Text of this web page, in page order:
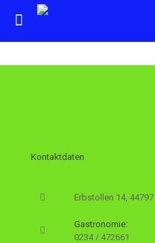
Kontaktdaten
Erbstollen 14,
Gastronomie:
0234 / 472661